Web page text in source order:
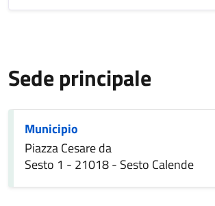
Sede principale
Municipio
Piazza Cesare da
Sesto 1 - 21018 - Sesto Calende